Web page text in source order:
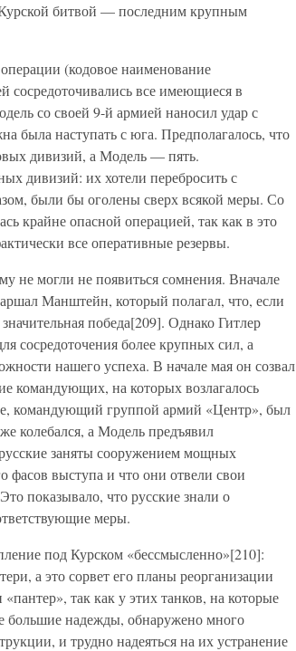
битвой — последним крупным
(кодовое наименование
сосредоточивались все имеющиеся в
со своей 9-й армией наносил удар с
была наступать с юга. Предполагалось, что
дивизий, а Модель — пять.
дивизий: их хотели перебросить с
были бы оголены сверх всякой меры. Со
крайне опасной операцией, так как в это
все оперативные резервы.
не могли не появиться сомнения. Вначале
Манштейн, который полагал, что, если
победа[209]. Однако Гитлер
сосредоточения более крупных сил, а
нашего успеха. В начале мая он созвал
командующих, на которых возлагалось
командующий группой армий «Центр», был
колебался, а Модель предъявил
заняты сооружением мощных
выступа и что они отвели свои
показывало, что русские знали о
меры.
под Курском «бессмысленно»[210]:
а это сорвет его планы реорганизации
так как у этих танков, на которые
большие надежды, обнаружено много
и трудно надеяться на их устранение